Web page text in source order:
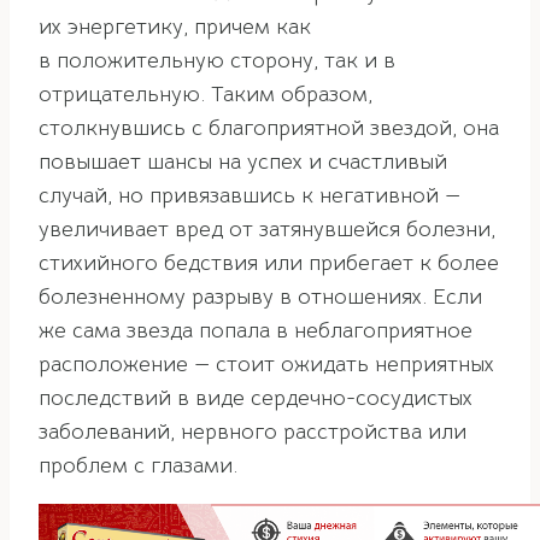
их энергетику, причем как
в положительную сторону, так и в
отрицательную. Таким образом,
столкнувшись с благоприятной звездой, она
повышает шансы на успех и счастливый
случай, но привязавшись к негативной —
увеличивает вред от затянувшейся болезни,
стихийного бедствия или прибегает к более
болезненному разрыву в отношениях. Если
же сама звезда попала в неблагоприятное
расположение — стоит ожидать неприятных
последствий в виде сердечно-сосудистых
заболеваний, нервного расстройства или
проблем с глазами.